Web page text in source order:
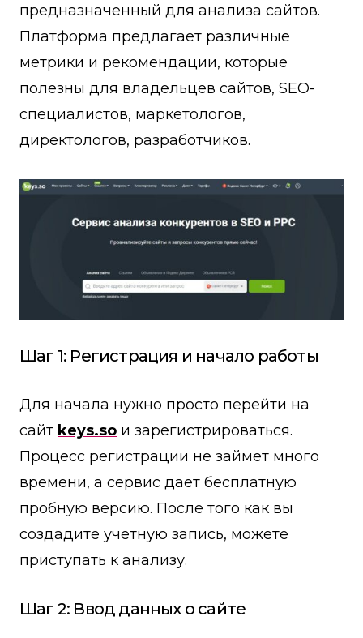
предназначенный для анализа сайтов.
Платформа предлагает различные
метрики и рекомендации, которые
полезны для владельцев сайтов, SEO-
специалистов, маркетологов,
директологов, разработчиков.
Шаг 1: Регистрация и начало работы
Для начала нужно просто перейти на
сайт keys.so и зарегистрироваться.
Процесс регистрации не займет много
времени, а сервис дает бесплатную
пробную версию. После того как вы
создадите учетную запись, можете
приступать к анализу.
Шаг 2: Ввод данных о сайте